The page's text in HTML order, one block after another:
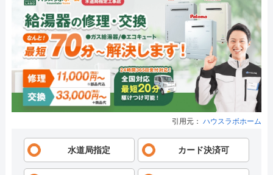
引用元： ハウスラボホーム
水道局指定 カード決済可